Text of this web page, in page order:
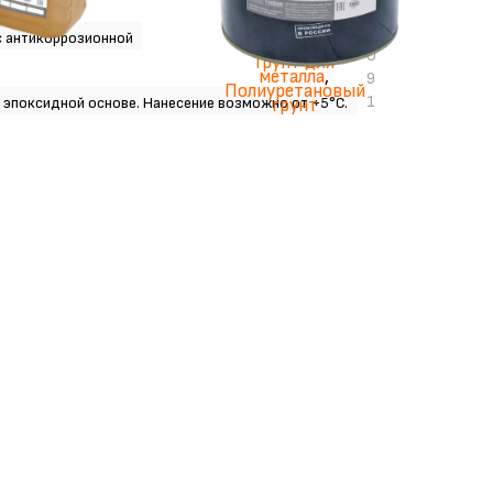
основе. Нанесение возможно от +5°С.
Грунт для
металла,
Полиуретановый
грунт
0
0
9
1